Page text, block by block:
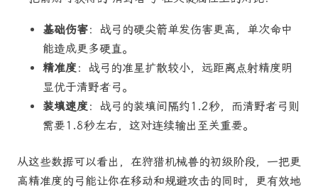
基础伤害：战弓的硬尖箭单发伤害更高，单次命中
能造成更多硬直。
精准度 ：战弓的准星扩散较小，远距离点射精度明
显优于清野者弓。
装填速度 ：战弓的装填间隔约1.2秒，而清野者弓则
需要1.8秒左右，这对连续输出至关重要。
从这些数据可以看出，在狩猎机械兽的初级阶段，一把更
高精准度的弓能让你在移动和规避攻击的同时，更有效地